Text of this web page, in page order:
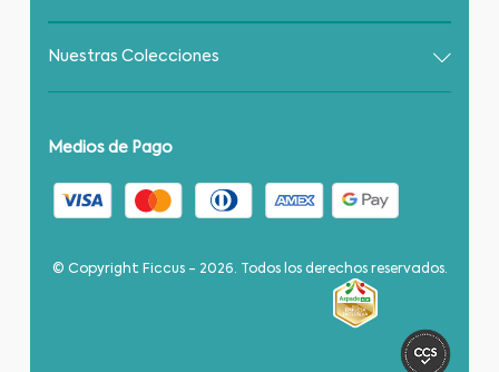
Nuestras Colecciones
Medios de Pago
© Copyright Ficcus - 2026. Todos los derechos reservados.